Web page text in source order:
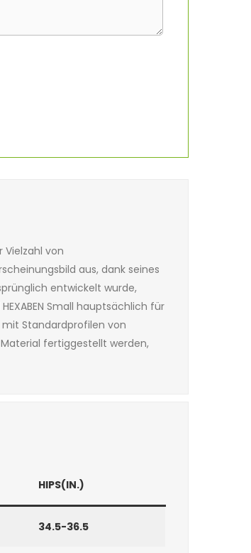
von
aus, dank seines
entwickelt wurde,
Small hauptsächlich für
mit Standardprofilen von
fertiggestellt werden,
HIPS(IN.)
34.5-36.5